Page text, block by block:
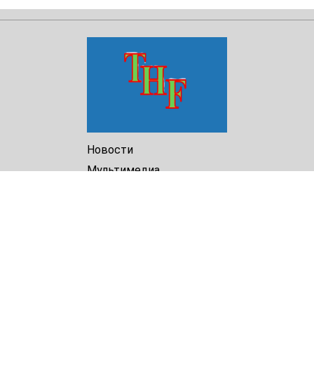
Новости
Мультимедиа